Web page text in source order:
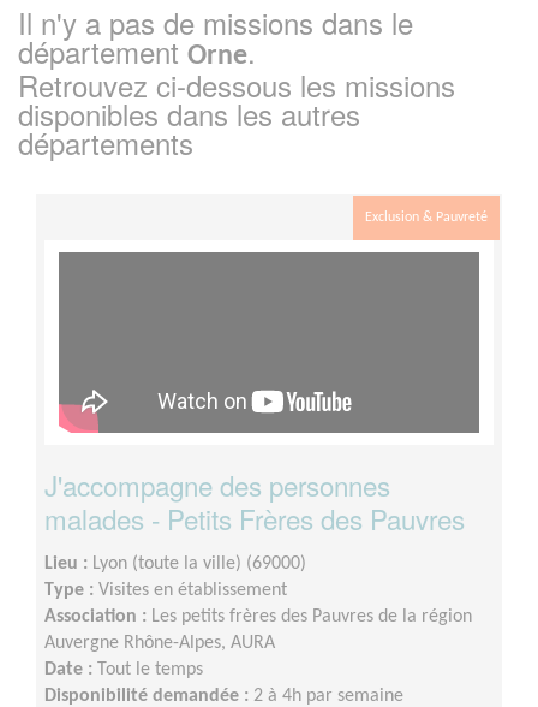
Il n'y a pas de missions dans le
département Orne.
Retrouvez ci-dessous les missions
disponibles dans les autres
départements
Exclusion & Pauvreté
J'accompagne des personnes
malades - Petits Frères des Pauvres
Lieu : Lyon (toute la ville) (69000)
Type : Visites en établissement
Association : Les petits frères des Pauvres de la région
Auvergne Rhône-Alpes, AURA
Date : Tout le temps
Disponibilité demandée : 2 à 4h par semaine